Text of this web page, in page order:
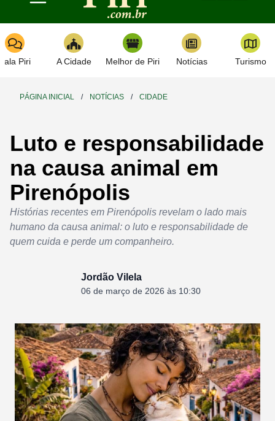
Toggle navigation
Piri A Cidade Melhor de Piri Notícias Turismo
PÁGINA INICIAL / NOTÍCIAS / CIDADE
Luto e responsabilidade
na causa animal em
Pirenópolis
Histórias recentes em Pirenópolis revelam o lado mais
humano da causa animal: o luto e responsabilidade de
quem cuida e perde um companheiro.
Jordão Vilela
06 de março de 2026 às 10:30